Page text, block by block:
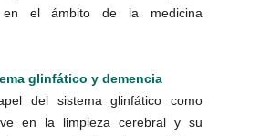
en el ámbito de la medicina
glinfático y demencia
del sistema glinfático como
en la limpieza cerebral y su